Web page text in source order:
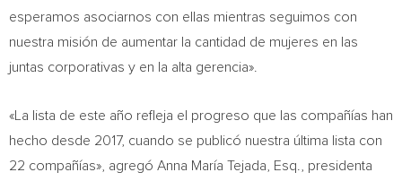
esperamos asociarnos con ellas mientras seguimos con
nuestra misión de aumentar la cantidad de mujeres en las
juntas corporativas y en la alta gerencia».
«La lista de este año refleja el progreso que las compañías han
hecho desde 2017, cuando se publicó nuestra última lista con
22 compañías», agregó Anna María Tejada, Esq., presidenta